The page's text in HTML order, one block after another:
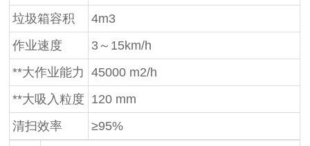
垃圾箱容积
4m3
作业速度
3～15km/h
**大作业能力
45000 m2/h
**大吸入粒度 120 mm
清扫效率
≥95%